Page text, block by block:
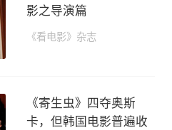
影之导演篇
《看电影》杂志
《寄生虫》四夺奥斯
卡，但韩国电影普遍收